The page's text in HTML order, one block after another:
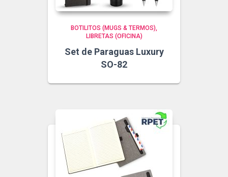
BOTILITOS (MUGS & TERMOS)
LIBRETAS (OFICINA)
Set de Paraguas Luxury
SO-82